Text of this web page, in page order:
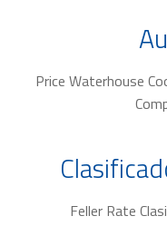
Price Waterhouse
Feller Rate